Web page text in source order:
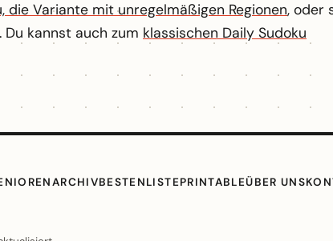
die Variante mit unregelmäßigen Regionen, oder
Du kannst auch zum klassischen Daily Sudoku
ARCHIVBESTENLISTEPRINTABLEÜBER UNS